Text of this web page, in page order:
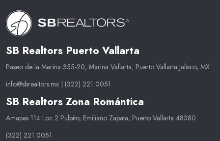
SB Realtors Puerto Vallarta
Paseo de la Marina 355-20, Marina Vallarta, Puerto Vallarta Jalisco, MX
info@sbrealtors.mx
(322) 221 0051
SB Realtors Zona Romántica
Amapas 114 Loc 2 Pulpito, Emiliano Zapata, Puerto Vallarta 48380
(322) 221 0051